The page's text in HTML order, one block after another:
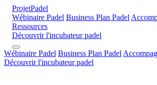
ProjetPadel
Wébinaire Padel Business Plan Padel
Ressources
Découvrir l'incubateur padel
Wébinaire Padel Business Plan Padel
Découvrir l'incubateur padel